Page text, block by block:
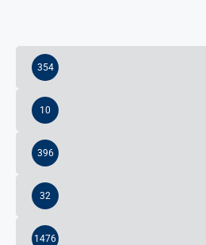
354
10
396
32
1476